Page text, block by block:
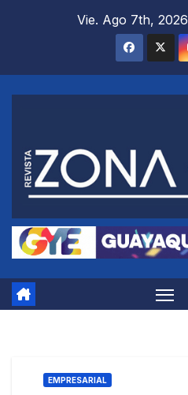
Vie. Ago 7th, 2026
EMPRESARIAL